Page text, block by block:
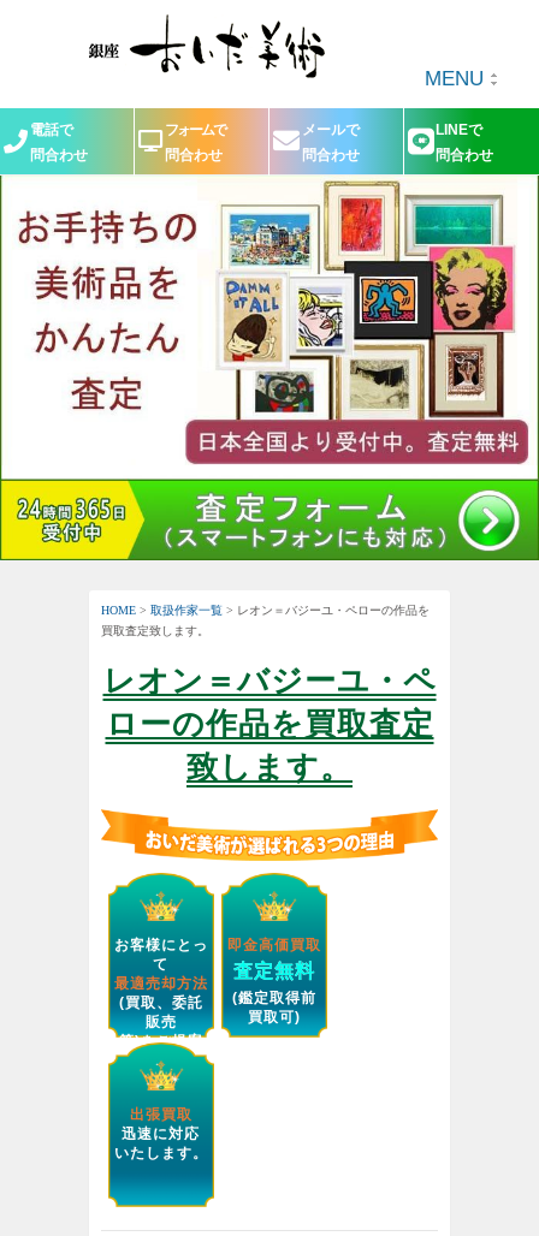
MENU
電話で
問合わせ
フォームで
問合わせ
メールで
問合わせ
LINEで
問合わせ
HOME > 取扱作家一覧 > レオン＝バジーユ・ペローの作品を
買取査定致します。
レオン＝バジーユ・ペ
ローの作品を買取査定
致します。
お客様にとっ
て
最適売却方法
(買取、委託
販売
等)をご提案
します。
即金高価買取
査定無料
(鑑定取得前
買取可)
出張買取
迅速に対応
いたします。